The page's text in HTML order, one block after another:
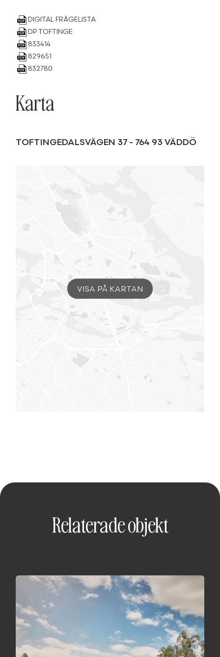
DIGITAL FRÅGELISTA
DP TOFTINGE
833414
829651
832780
Karta
TOFTINGEDALSVÄGEN 37 - 764 93 VÄDDÖ
VISA PÅ KARTAN
Relaterade objekt